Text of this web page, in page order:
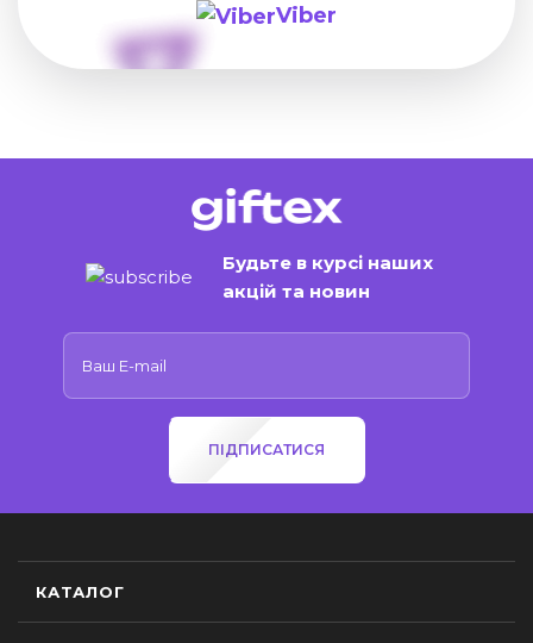
Viber
Будьте в курсі наших
акцій та новин
ПІДПИСАТИСЯ
КАТАЛОГ